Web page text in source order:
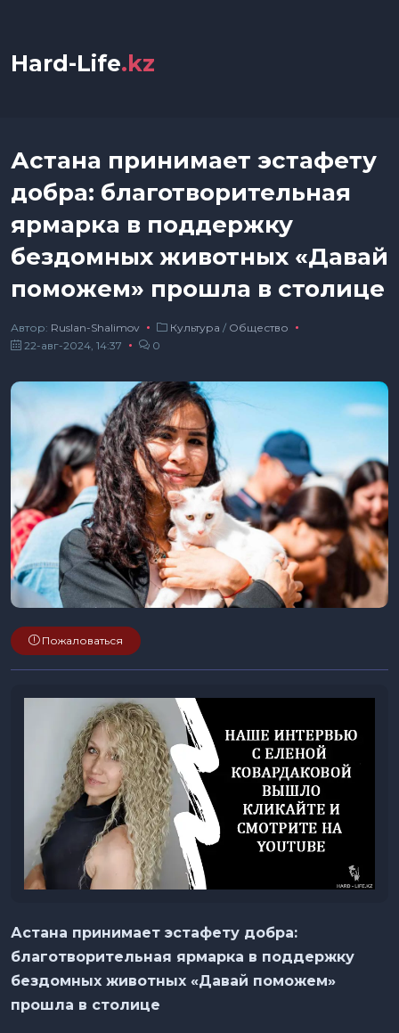
Hard-Life.kz
Астана принимает эстафету
добра: благотворительная
ярмарка в поддержку
бездомных животных «Давай
поможем» прошла в столице
Автор: Ruslan-Shalimov Культура / Общество
22-авг-2024, 14:37
0
Пожаловаться
Астана принимает эстафету добра:
благотворительная ярмарка в поддержку
бездомных животных «Давай поможем»
прошла в столице